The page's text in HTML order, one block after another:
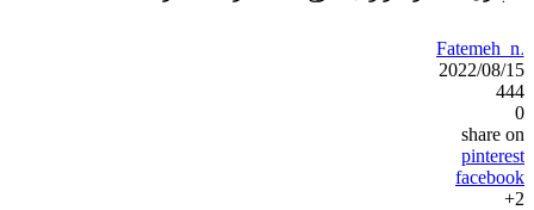
Fatemeh_m
2022/08/15
444
0
share on
pinterest
facebook
2+